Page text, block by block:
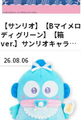
【サンリオ】【Bマイメロ
ディ グリーン】【箱
ver.】サンリオキャラク
SOFVIMATES～マイメロ
ディ マーメイドver. ～
26.08.06